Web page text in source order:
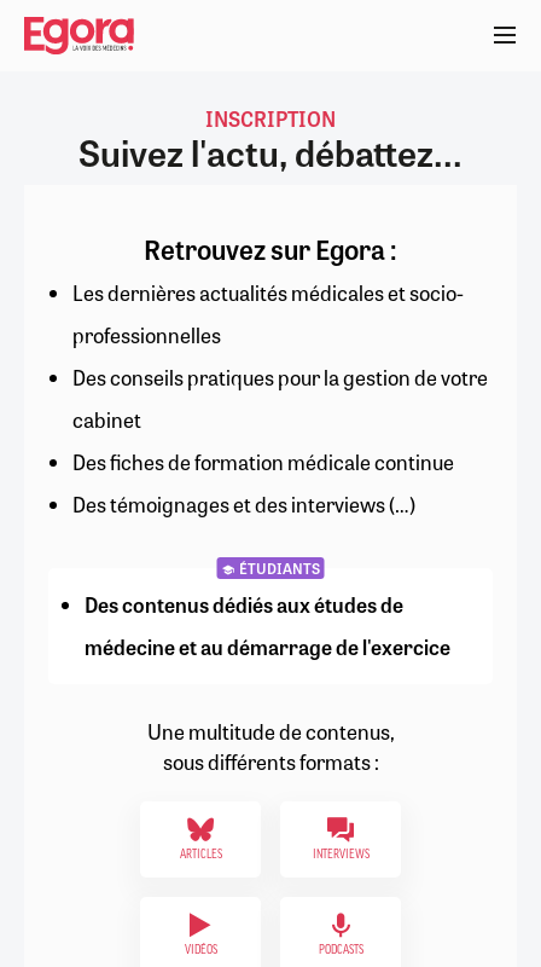
Aller
contenu
INSCRIPTION
Suivez l'actu, débattez...
Retrouvez sur Egora :
Les dernières actualités médicales et socio-
professionnelles
Des conseils pratiques pour la gestion de votre
cabinet
Des fiches de formation médicale continue
Des témoignages et des interviews (…)
ÉTUDIANTS
Des contenus dédiés aux études de
médecine et au démarrage de l'exercice
Une multitude de contenus,
sous différents formats :
ARTICLES INTERVIEWS
VIDÉOS PODCASTS